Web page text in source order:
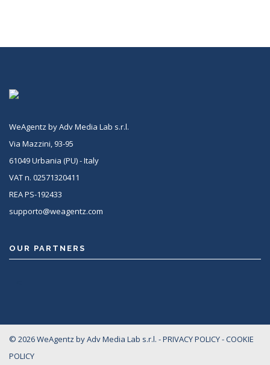
WeAgentz by Adv Media Lab s.r.l.
Via Mazzini, 93-95
61049 Urbania (PU) - Italy
VAT n. 02571320411
REA PS-192433
supporto@weagentz.com
OUR PARTNERS
© 2026 WeAgentz by Adv Media Lab s.r.l. -PRIVACY POLICY-COOKIE
POLICY